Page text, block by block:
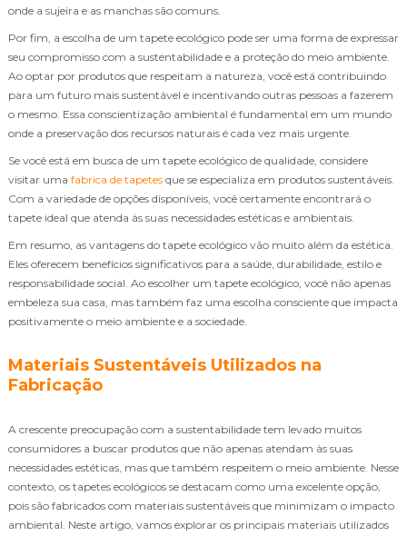
onde a sujeira e as manchas são comuns.
Por fim, a escolha de um tapete ecológico pode ser uma forma de expressar
seu compromisso com a sustentabilidade e a proteção do meio ambiente.
Ao optar por produtos que respeitam a natureza, você está contribuindo
para um futuro mais sustentável e incentivando outras pessoas a fazerem
o mesmo. Essa conscientização ambiental é fundamental em um mundo
onde a preservação dos recursos naturais é cada vez mais urgente.
Se você está em busca de um tapete ecológico de qualidade, considere
visitar uma fabrica de tapetes que se especializa em produtos sustentáveis.
Com a variedade de opções disponíveis, você certamente encontrará o
tapete ideal que atenda às suas necessidades estéticas e ambientais.
Em resumo, as vantagens do tapete ecológico vão muito além da estética.
Eles oferecem benefícios significativos para a saúde, durabilidade, estilo e
responsabilidade social. Ao escolher um tapete ecológico, você não apenas
embeleza sua casa, mas também faz uma escolha consciente que impacta
positivamente o meio ambiente e a sociedade.
Materiais Sustentáveis Utilizados na
Fabricação
A crescente preocupação com a sustentabilidade tem levado muitos
consumidores a buscar produtos que não apenas atendam às suas
necessidades estéticas, mas que também respeitem o meio ambiente. Nesse
contexto, os tapetes ecológicos se destacam como uma excelente opção,
pois são fabricados com materiais sustentáveis que minimizam o impacto
ambiental. Neste artigo, vamos explorar os principais materiais utilizados